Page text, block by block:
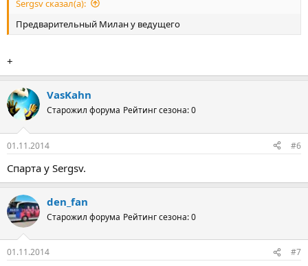
Sergsv сказал(а):
Предварительный Милан у ведущего
+
VasKahn
Старожил форума Рейтинг сезона: 0
01.11.2014 #6
Спарта у Sergsv.
den_fan
Старожил форума Рейтинг сезона: 0
01.11.2014 #7